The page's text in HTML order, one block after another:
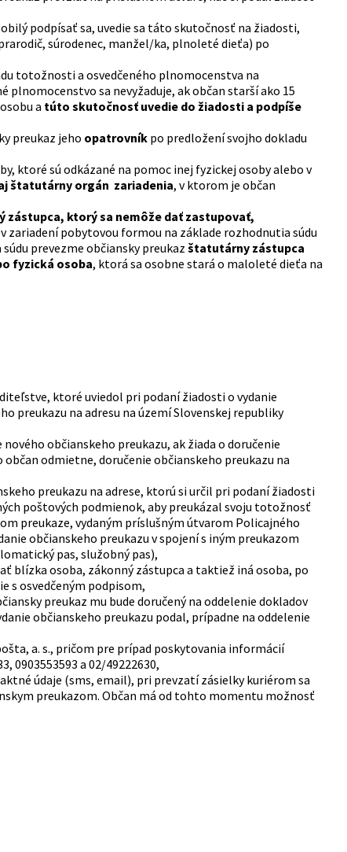
podpísať sa, uvedie sa táto skutočnosť na žiadosti,
súrodenec, manžel/ka, plnoleté dieťa) po
totožnosti a osvedčeného plnomocenstva na
plnomocenstvo sa nevyžaduje, ak občan starší ako 15
a túto skutočnosť uvedie do žiadosti a podpíše
preukaz jeho opatrovníkpo predložení svojho dokladu
ktoré sú odkázané na pomoc inej fyzickej osoby alebo v
štatutárny orgán zariadenia, v ktorom je občan
zástupca, ktorý sa nemôže dať zastupovať,
zariadení pobytovou formou na základe rozhodnutia súdu
prevezme občiansky preukaz štatutárny zástupca
fyzická osoba, ktorá sa osobne stará o maloleté dieťa na
ktoré uviedol pri podaní žiadosti o vydanie
preukazu na adresu na území Slovenskej republiky
občianskeho preukazu, ak žiada o doručenie
odmietne, doručenie občianskeho preukazu na
preukazu na adrese, ktorú si určil pri podaní žiadosti
poštových podmienok, aby preukázal svoju totožnosť
preukaze, vydaným príslušným útvarom Policajného
občianskeho preukazu v spojení s iným preukazom
pas, služobný pas),
blízka osoba, zákonný zástupca a taktiež iná osoba, po
s osvedčeným podpisom,
preukaz mu bude doručený na oddelenie dokladov
občianskeho preukazu podal, prípadne na oddelenie
a. s., pričom pre prípad poskytovania informácií
0903553593 a 02/49222630,
údaje (sms, email), pri prevzatí zásielky kuriérom sa
preukazom. Občan má od tohto momentu možnosť